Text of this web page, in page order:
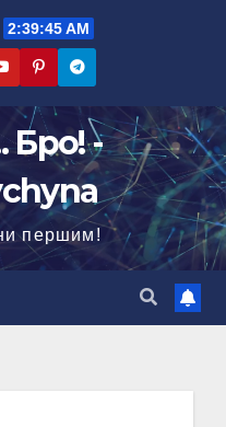
2:39:46 AM
Бро! -
першим!